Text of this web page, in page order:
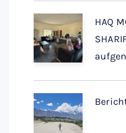
HAQ